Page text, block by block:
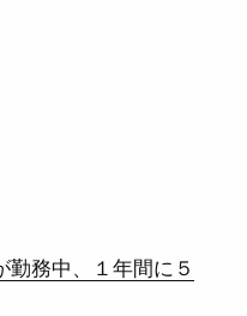
務中、１年間に５